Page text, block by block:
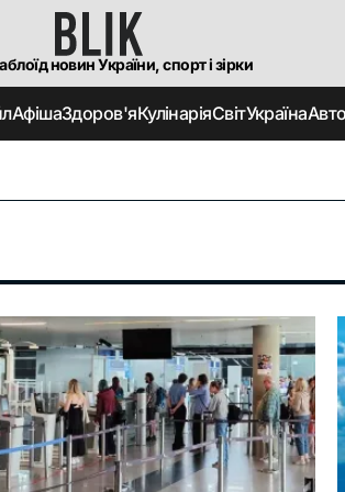
новин України, спорт і зірки
АфішаЗдоров'яКулінаріяСвітУкраїна